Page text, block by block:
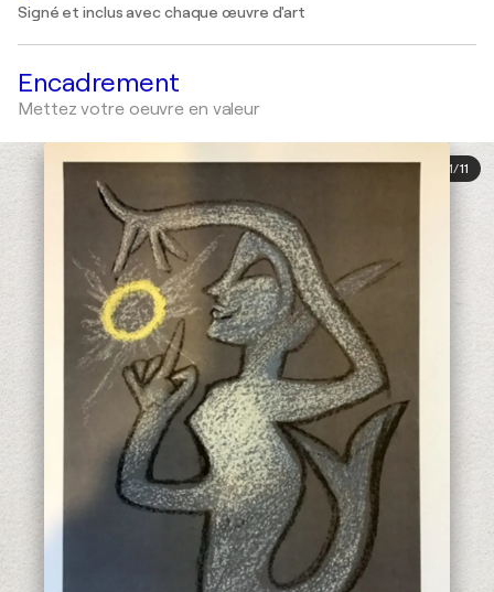
Signé et inclus avec chaque œuvre d'art
Encadrement
Mettez votre oeuvre en valeur
1/11